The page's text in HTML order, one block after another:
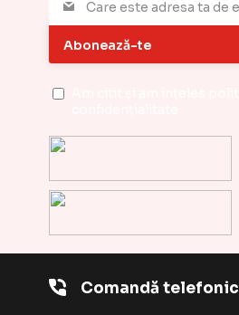
Comandă telefonic
Abonează-te